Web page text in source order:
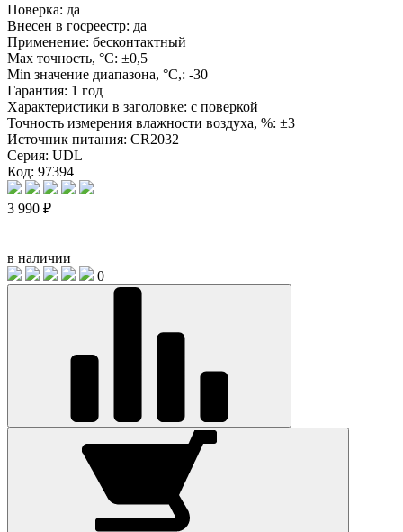
Поверка: да
Внесен в госреестр: да
Применение: бесконтактный
Max точность, °С: ±0,5
Min значение диапазона, °C,: -30
Гарантия: 1 год
Характеристики в заголовке: с поверкой
Точность измерения влажности воздуха, %: ±3
Источник питания: CR2032
Серия: UDL
Код: 97394
3 990 ₽
в наличии
0